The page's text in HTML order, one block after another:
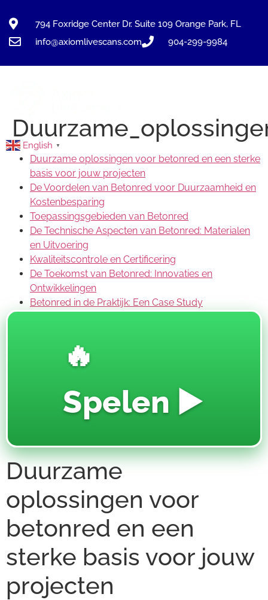
794 Foxridge Center Dr. Suite 109 Orange Park, FL
info@axiomlivescans.com
904-299-9984
English ▼
Duurzame oplossingen voor betonred en een sterke
basis voor jouw projecten
De Voordelen van Betonred voor Duurzaamheid en
Kostenbesparing
Toepassingsgebieden van Betonred
De Technische Aspecten van Betonred: Materialen
en Uitvoering
Kwaliteitscontrole en Certificering
De Toekomst van Betonred: Innovaties en
Ontwikkelingen
Betonred in de Praktijk: Een Case Study
🔥
Spelen ▶️
Duurzame
oplossingen voor
betonred en een
sterke basis voor jouw
projecten